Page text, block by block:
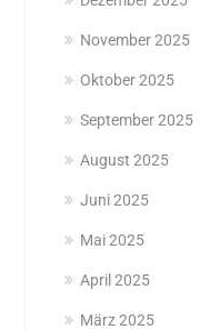
November 2025
Oktober 2025
September 2025
August 2025
Juni 2025
Mai 2025
April 2025
März 2025